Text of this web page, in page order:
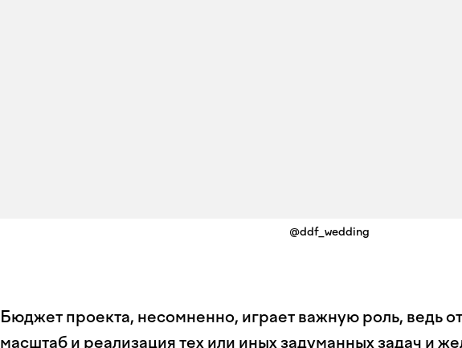
@ddf_wedding
Бюджет проекта, несомненно, играет важную роль, ведь
масштаб и реализация тех или иных задуманных задач и